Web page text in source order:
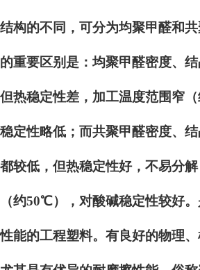
结构的不同，可分为均聚甲醛和
的重要区别是：均聚甲醛密度、结
但热稳定性差，加工温度范围窄
稳定性略低；而共聚甲醛密度、
都较低，但热稳定性好，不易分
（约50℃），对酸碱稳定性较好
性能的工程塑料。有良好的物理、